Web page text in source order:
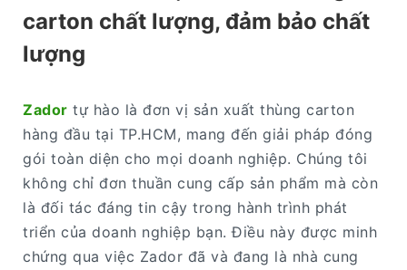
carton chất lượng, đảm bảo chất
lượng
Zador tự hào là đơn vị sản xuất thùng carton
hàng đầu tại TP.HCM, mang đến giải pháp đóng
gói toàn diện cho mọi doanh nghiệp. Chúng tôi
không chỉ đơn thuần cung cấp sản phẩm mà còn
là đối tác đáng tin cậy trong hành trình phát
triển của doanh nghiệp bạn. Điều này được minh
chứng qua việc Zador đã và đang là nhà cung